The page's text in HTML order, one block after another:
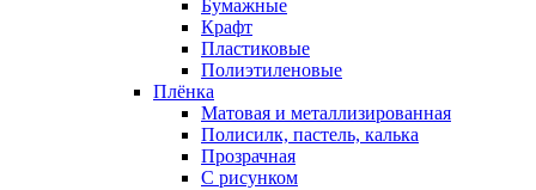
Бумажные
Крафт
Пластиковые
Полиэтиленовые
Плёнка
Матовая и металлизированная
Полисилк, пастель, калька
Прозрачная
С рисунком